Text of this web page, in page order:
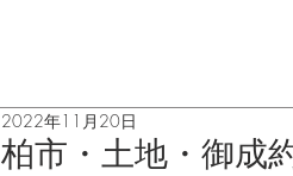
柏市・土地・御成
2022年11月20日